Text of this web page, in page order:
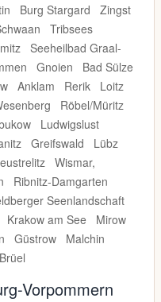
Burg Stargard
Zingst
Tribsees
Seeheilbad Graal-
Gnoien
Bad Sülze
Anklam Rerik
Loitz
Röbel/Müritz
Ludwigslust
Greifswald
Lübz
Wismar,
Ribnitz-Damgarten
Seenlandschaft
Krakow am See
Mirow
Güstrow
Malchin
Brüel
Vorpommern